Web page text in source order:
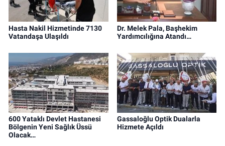
Hasta Nakil Hizmetinde 7130
Vatandaşa Ulaşıldı
Dr. Melek Pala, Başhekim
Yardımcılığına Atandı…
600 Yataklı Devlet Hastanesi
Bölgenin Yeni Sağlık Üssü
Olacak…
Gassaloğlu Optik Dualarla
Hizmete Açıldı